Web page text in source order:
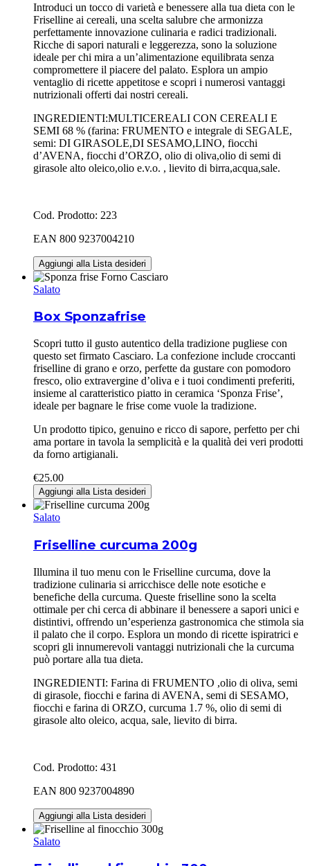
Introduci un tocco di varietà e benessere alla tua dieta con le
Friselline ai cereali, una scelta salubre che armonizza
perfettamente innovazione culinaria e radici tradizionali.
Ricche di sapori naturali e leggerezza, sono la soluzione
ideale per chi mira a un’alimentazione equilibrata senza
compromettere il piacere del palato. Esplora un ampio
ventaglio di ricette appetitose e scopri i numerosi vantaggi
nutrizionali offerti dai nostri cereali.
INGREDIENTI:MULTICEREALI CON CEREALI E
SEMI 68 % (farina: FRUMENTO e integrale di SEGALE,
semi: DI GIRASOLE,DI SESAMO,LINO, fiocchi
d’AVENA, fiocchi d’ORZO, olio di oliva,olio di semi di
girasole alto oleico,olio e.v.o. , lievito di birra,acqua,sale.
Cod. Prodotto: 223
EAN 800 9237004210
Aggiungi alla Lista desideri
Salato
Box Sponzafrise
Scopri tutto il gusto autentico della tradizione pugliese con
questo set firmato Casciaro. La confezione include croccanti
friselline di grano e orzo, perfette da gustare con pomodoro
fresco, olio extravergine d’oliva e i tuoi condimenti preferiti,
insieme al caratteristico piatto in ceramica ‘Sponza Frise’,
ideale per bagnare le frise come vuole la tradizione.
Un prodotto tipico, genuino e ricco di sapore, perfetto per chi
ama portare in tavola la semplicità e la qualità dei veri prodotti
da forno artigianali.
€25.00
Aggiungi alla Lista desideri
Salato
Friselline curcuma 200g
Illumina il tuo menu con le Friselline curcuma, dove la
tradizione culinaria si arricchisce delle note esotiche e
benefiche della curcuma. Queste friselline sono la scelta
ottimale per chi cerca di abbinare il benessere a sapori unici e
distintivi, offrendo un’esperienza gastronomica che stimola sia
il palato che il corpo. Esplora un mondo di ricette ispiratrici e
scopri gli innumerevoli vantaggi nutrizionali che la curcuma
può portare alla tua dieta.
INGREDIENTI: Farina di FRUMENTO ,olio di oliva, semi
di girasole, fiocchi e farina di AVENA, semi di SESAMO,
fiocchi e farina di ORZO, curcuma 1.7 %, olio di semi di
girasole alto oleico, acqua, sale, lievito di birra.
Cod. Prodotto: 431
EAN 800 9237004890
Aggiungi alla Lista desideri
Salato